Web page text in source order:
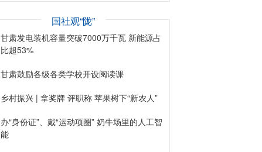
国社观“陇”
甘肃发电装机容量突破7000万千瓦 新能源占
比超53%
甘肃鼓励各级各类学校开设阅读课
乡村振兴 | 拿奖牌 评职称 苹果树下“新农人”
办“身份证”、戴“运动项圈” 奶牛场里的人工智
能